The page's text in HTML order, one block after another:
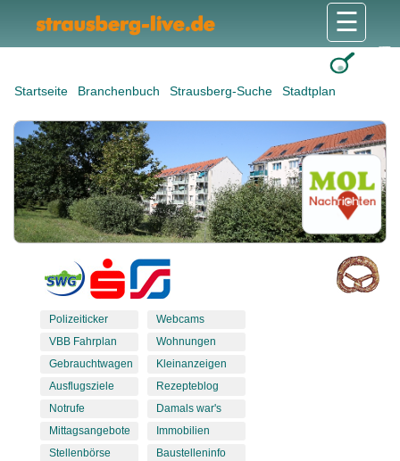
Startseite Branchenbuch Strausberg-Suche Stadtplan
☰
Polizeiticker
VBB Fahrplan
Gebrauchtwagen
Ausflugsziele
Notrufe
Mittagsangebote
Stellenbörse
Webcams
Wohnungen
Kleinanzeigen
Rezepteblog
Damals war's
Immobilien
Baustelleninfo